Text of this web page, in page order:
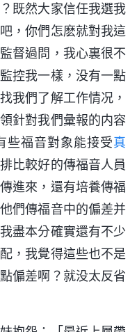
既然大家信任我選我
，你們怎麽就對我這
督過問，我心裏很不
控我一樣，没有一點
我們了解工作情况，
針對我們彙報的内容
些福音對象能接受真
比較好的傳福音人員
進來，還有培養傳福
們傳福音中的偏差并
盡本分確實還有不少
，我覺得這些也不是
偏差啊？就没太反省